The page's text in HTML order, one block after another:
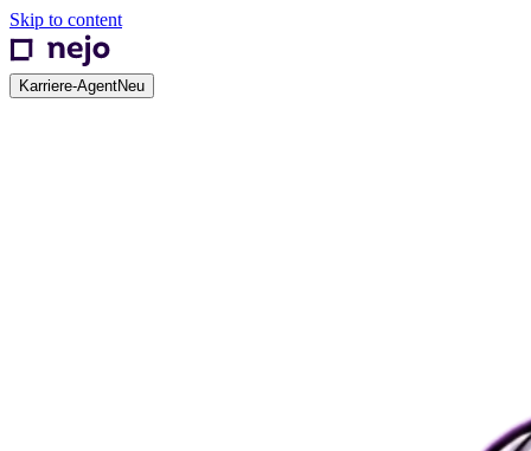
Skip to content
Karriere-AgentNeu